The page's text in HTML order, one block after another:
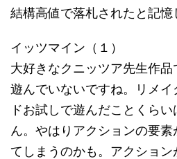
結構高値で落札されたと記憶
イッツマイン（１）
大好きなクニッツア先生作
遊んでいないですね。リメ
ドお試しで遊んだことくら
ん。やはりアクションの要
てしまうのかも。アクショ